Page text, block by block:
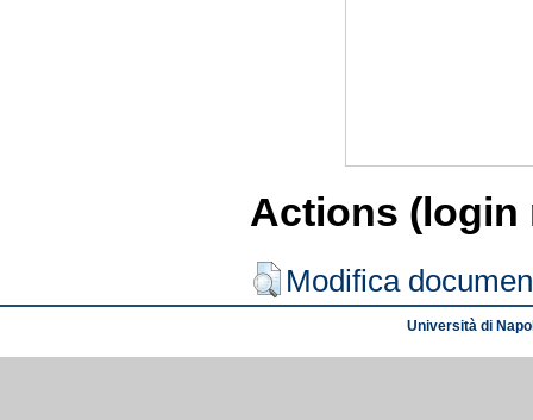
Actions (login
Modifica
Università di